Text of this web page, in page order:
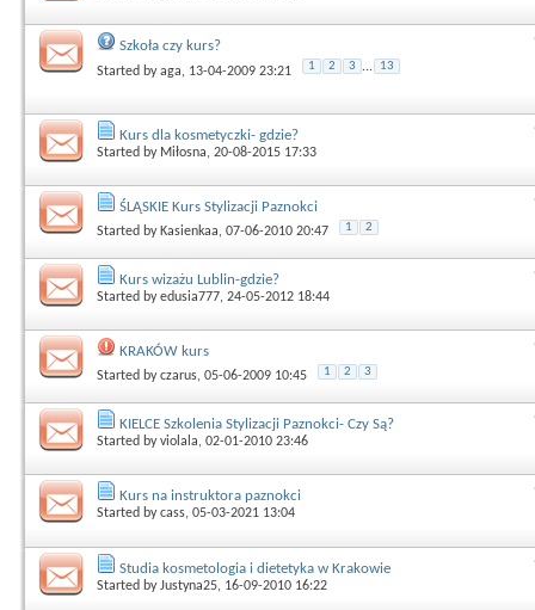
Szkoła czy kurs?
Started byaga, 13-04-2009 23:21 1 2 3 ... 13
Kurs dla kosmetyczki- gdzie?
Started by Miłosna, 20-08-2015 17:33
ŚLĄSKIE Kurs Stylizacji Paznokci
Started by Kasienkaa, 07-06-2010 20:47 1 2
Kurs wizażu Lublin-gdzie?
Started byedusia777, 24-05-2012 18:44
KRAKÓW kurs
Started byczarus, 05-06-2009 10:45 1 2 3
KIELCE Szkolenia Stylizacji Paznokci- Czy Są?
Started byviolala, 02-01-2010 23:46
Kurs na instruktora paznokci
Started bycass, 05-03-2021 13:04
Studia kosmetologia i dietetyka w Krakowie
Started byJustyna25, 16-09-2010 16:22